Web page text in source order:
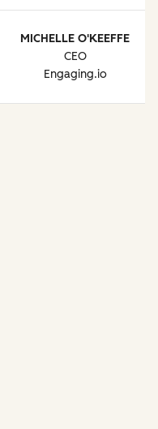
MICHELLE O'KEEFFE
CEO
Engaging.io